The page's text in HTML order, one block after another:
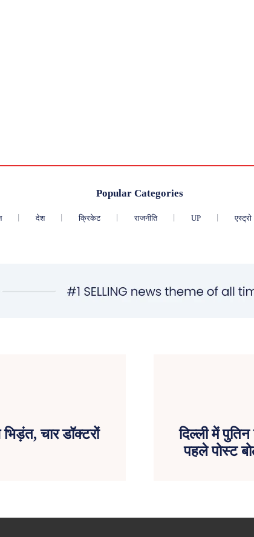
Popular Categories
देश क्रिकेट राजनीति UP एस्ट्रो
चार डॉक्टरों
दिल्ली में
पहले पोस्ट